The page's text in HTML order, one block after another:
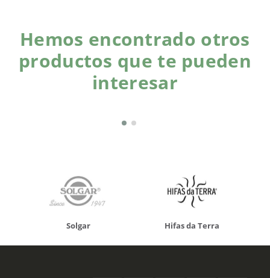
Hemos encontrado otros
productos que te pueden
interesar
Solgar Hifas da Terra